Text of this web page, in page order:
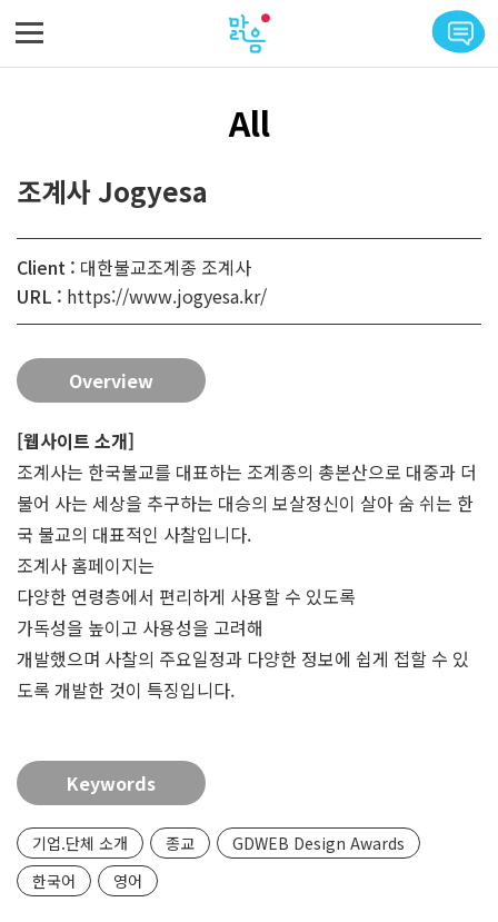
All
조계사 Jogyesa
Client : 대한불교조계종 조계사
URL : https://www.jogyesa.kr/
Overview
[웹사이트 소개]
조계사는 한국불교를 대표하는 조계종의 총본산으로 대중과 더
불어 사는 세상을 추구하는 대승의 보살정신이 살아 숨 쉬는 한
국 불교의 대표적인 사찰입니다.
조계사 홈페이지는
다양한 연령층에서 편리하게 사용할 수 있도록
가독성을 높이고 사용성을 고려해
개발했으며 사찰의 주요일정과 다양한 정보에 쉽게 접할 수 있
도록 개발한 것이 특징입니다.
Keywords
기업.단체 소개 종교
GDWEB Design Awards
한국어
영어